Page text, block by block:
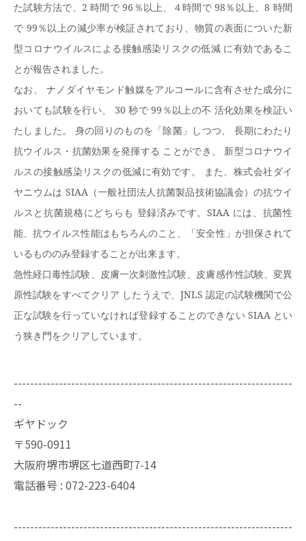
た試験方法で、 2時間で 96 ％以上、４時間で98％以上、8 時間
で 99％以上の減少率が検証されており、物質の表面についた新
型コロナウイルスによる接触感染リスクの低減 に有効であるこ
とが報告されました。
なお、
ナノダイヤモンド触媒をアルコールに含有させた成分に
おいても試験を行い、
30秒で99 ％以上の不 活化効果を検証い
たしました。
身の回りのものを「除菌」しつつ、
長期にわたり
抗ウイルス・抗菌効果を発揮する ことができ、
新型コロナウイ
ルスの接触感染リスクの低減に有効です。
また、株式会社ダイ
ヤニウムは SIAA（一般社団法人抗菌製品技術協議会）の抗ウイ
ルスと抗菌規格にどちらも 登録済みです。SIAA には、抗菌性
能、抗ウイルス性能はもちろんのこと、「安全性」が担保されて
いるもののみ登録することが出来ます。
急性経口毒性試験、皮膚一次刺激性試験、皮膚感作性試験、変異
原性試験をすべてクリア したうえで、JNLS認定の試験機関で公
正な試験を行っていなければ登録することのできない SIAA とい
う狭き門をクリアしています。
--------------------------------------------------------------------
--
ギヤドック
〒590-0911
大阪府堺市堺区七道西町7-14
電話番号 : 072-223-6404
--------------------------------------------------------------------